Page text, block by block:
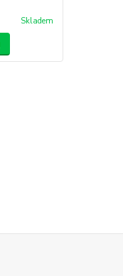
Skladem